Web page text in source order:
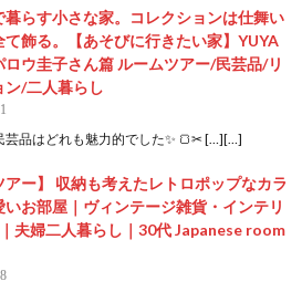
暮らす小さな家。コレクションは仕舞い
て飾る。【あそびに行きたい家】YUYA
ロウ圭子さん篇 ルームツアー/民芸品/リ
ン/二人暮らし
芸品はどれも魅力的でした✨ 🍞✂ […][…]
アー】 収納も考えたレトロポップなカラ
いお部屋｜ヴィンテージ雑貨・インテリ
夫婦二人暮らし｜30代 Japanese room